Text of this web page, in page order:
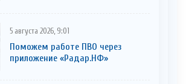
5 августа 2026, 9:01
Поможем работе ПВО через
приложение «Радар.НФ»